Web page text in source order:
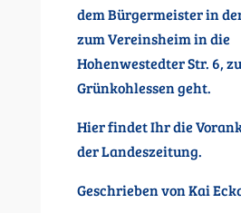
dem Bürgermeister in
zum Vereinsheim in die
Hohenwestedter Str. 6,
Grünkohlessen geht.
Hier findet Ihr die
der Landeszeitung.
Geschrieben von Kai